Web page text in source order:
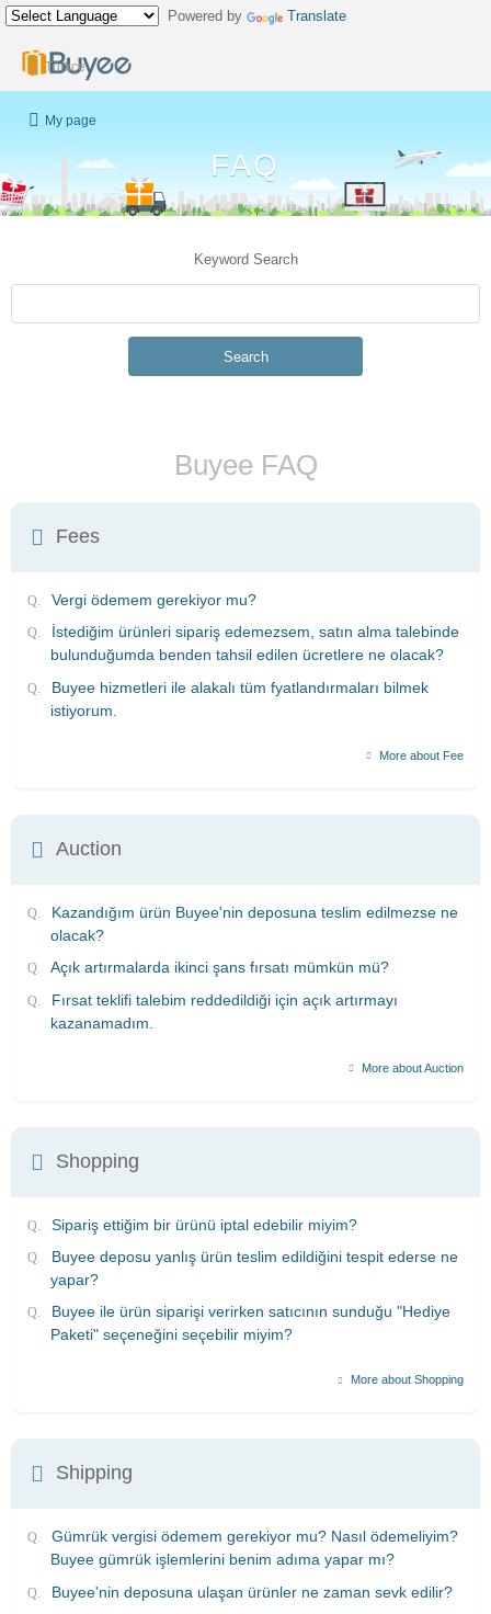
Powered by Translate
Türkçe
My page
FAQ
Keyword Search
Search
Buyee FAQ
Fees
Vergi ödemem gerekiyor mu?
İstediğim ürünleri sipariş edemezsem, satın alma talebinde
bulunduğumda benden tahsil edilen ücretlere ne olacak?
Buyee hizmetleri ile alakalı tüm fyatlandırmaları bilmek
istiyorum.
More about Fee
Auction
Kazandığım ürün Buyee'nin deposuna teslim edilmezse ne
olacak?
Açık artırmalarda ikinci şans fırsatı mümkün mü?
Fırsat teklifi talebim reddedildiği için açık artırmayı
kazanamadım.
More about Auction
Shopping
Sipariş ettiğim bir ürünü iptal edebilir miyim?
Buyee deposu yanlış ürün teslim edildiğini tespit ederse ne
yapar?
Buyee ile ürün siparişi verirken satıcının sunduğu "Hediye
Paketi" seçeneğini seçebilir miyim?
More about Shopping
Shipping
Gümrük vergisi ödemem gerekiyor mu? Nasıl ödemeliyim?
Buyee gümrük işlemlerini benim adıma yapar mı?
Buyee'nin deposuna ulaşan ürünler ne zaman sevk edilir?